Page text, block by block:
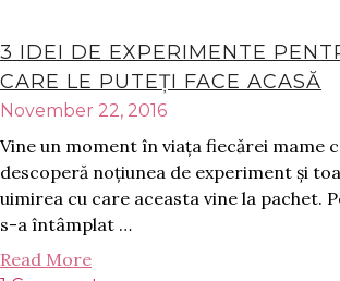
3 IDEI DE EXPERIMENTE
CARE LE PUTEȚI FACE ACASĂ
November 22, 2016
Vine un moment în viața fiecărei mame
descoperă noțiunea de experiment și
uimirea cu care aceasta vine la pachet.
s-a întâmplat …
Read More